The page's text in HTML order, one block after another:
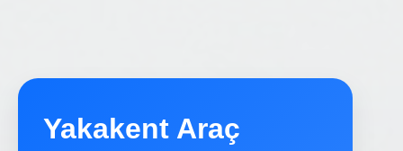
Yakakent Araç